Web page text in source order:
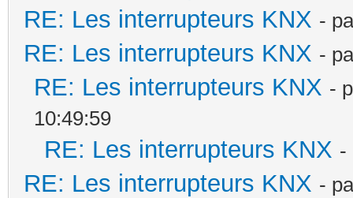
RE: Les interrupteurs KNX -
RE: Les interrupteurs KNX -
RE: Les interrupteurs KNX -
10:49:59
RE: Les interrupteurs KNX -
RE: Les interrupteurs KNX -